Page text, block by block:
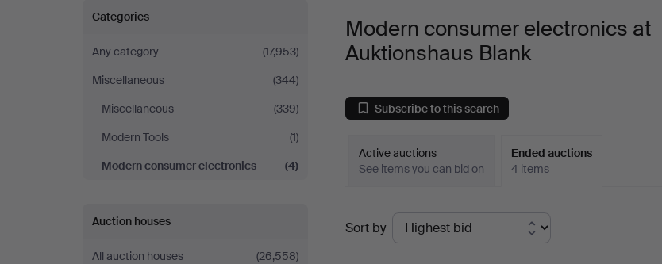
Modern
consumer
electronics
at
Auktionshaus
Blank
Categories
Any category
(17,953)
Miscellaneous
(344)
Miscellaneous
(339)
Modern Tools
(1)
Modern consumer electronics
(4)
Auction houses
All auction houses
(26,558)
Modern consumer electronics at
Auktionshaus Blank
Subscribe to this search
Active auctions
See items you can bid on
Ended auctions
4 items
Ended
auctions
Sort by